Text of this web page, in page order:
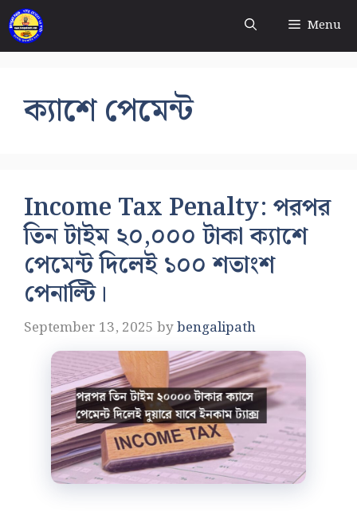
Skip
to
content
Menu
ক্যাশে পেমেন্ট
Income Tax Penalty: পরপর
তিন টাইম ২০,০০০ টাকা ক্যাশে
পেমেন্ট দিলেই ১০০ শতাংশ
পেনাল্টি।
September 13, 2025 bybengalipath